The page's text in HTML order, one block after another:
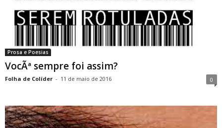
Prosa e Poesias
VocÃª sempre foi assim?
Folha de Colíder - 11 de maio de 2016 0